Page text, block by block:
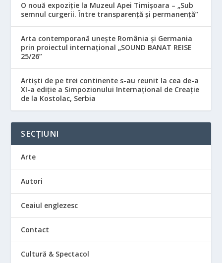
O nouă expoziție la Muzeul Apei Timișoara – „Sub
semnul curgerii. Între transparență și permanență”
Arta contemporană unește România și Germania
prin proiectul internațional „SOUND BANAT REISE
25/26”
Artiști de pe trei continente s-au reunit la cea de-a
XI-a ediție a Simpozionului Internațional de Creație
de la Kostolac, Serbia
SECȚIUNI
Arte
Autori
Ceaiul englezesc
Contact
Cultură & Spectacol